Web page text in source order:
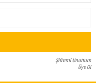
Şifremi Unuttum
Üye Ol